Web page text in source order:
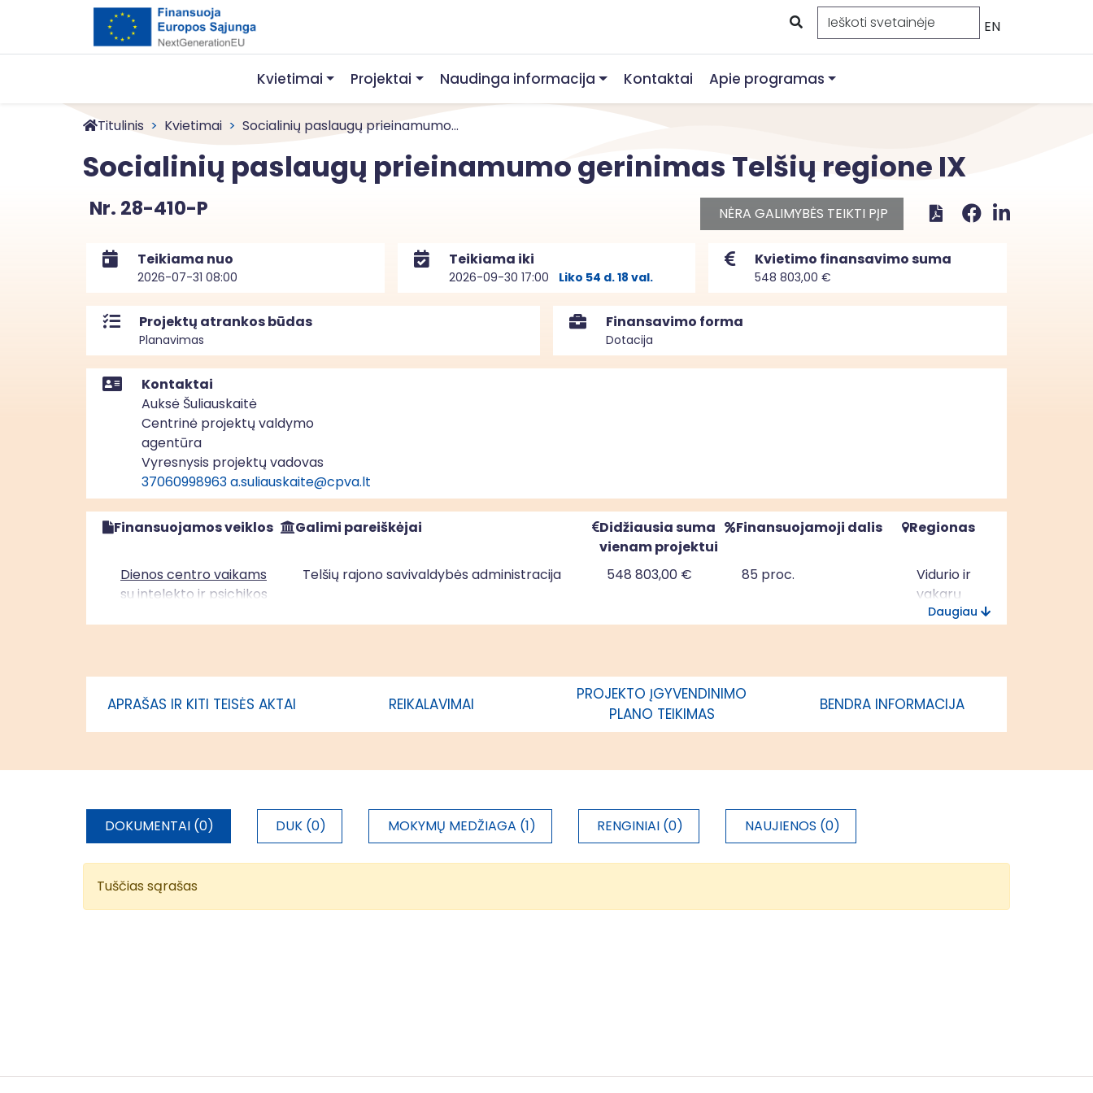
EN
Kvietimai Projektai Naudinga informacija Kontaktai Apie programas
Titulinis Kvietimai Socialinių paslaugų prieinamumo...
Socialinių paslaugų prieinamumo gerinimas Telšių regione IX
Nr. 28-410-P NĖRA GALIMYBĖS TEIKTI PĮP
Teikiama nuo
2026-07-31 08:00
Teikiama iki
2026-09-30 17:00 Liko 54 d. 18 val.
Kvietimo finansavimo suma
548 803,00 €
Projektų atrankos būdas
Planavimas
Finansavimo forma
Dotacija
Kontaktai
Auksė Šuliauskaitė
Centrinė projektų valdymo
agentūra
Vyresnysis projektų vadovas
37060998963a.suliauskaite@cpva.lt
Finansuojamos veiklos Galimi pareiškėjai
Didžiausia suma
vienam projektui
Finansuojamoji dalis Regionas
Dienos centro vaikams
su intelekto ir psichikos
Telšių rajono savivaldybės administracija 548 803,00 € 85 proc.
Vidurio ir
vakarų
Lietuvos
Daugiau
APRAŠAS IR KITI TEISĖS AKTAI REIKALAVIMAI
PROJEKTO ĮGYVENDINIMO
PLANO TEIKIMAS
BENDRA INFORMACIJA
DOKUMENTAI (0) DUK (0) MOKYMŲ MEDŽIAGA (1) RENGINIAI (0) NAUJIENOS (0)
Tuščias sąrašas